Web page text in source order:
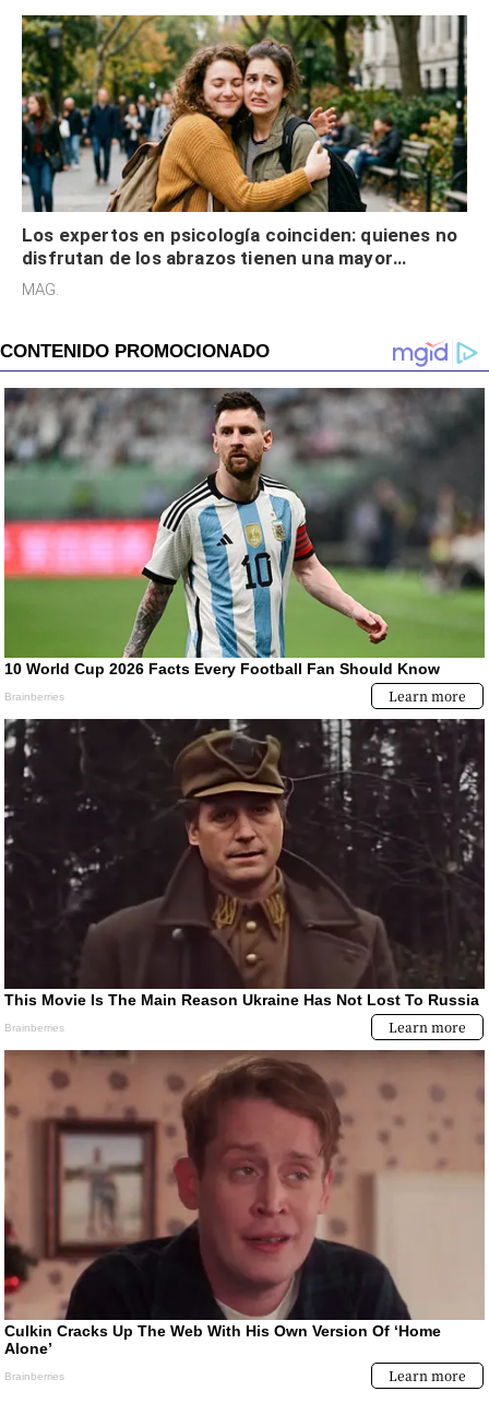
Los expertos en psicología coinciden: quienes no
disfrutan de los abrazos tienen una mayor
sensibilidad a los estímulos físicos y no es por
MAG.